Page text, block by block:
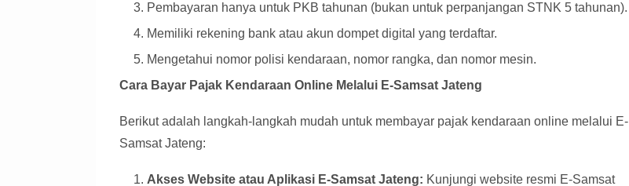
Pembayaran hanya untuk PKB tahunan (bukan untuk perpanjangan STNK 5 tahunan).
Memiliki rekening bank atau akun dompet digital yang terdaftar.
Mengetahui nomor polisi kendaraan, nomor rangka, dan nomor mesin.
Cara Bayar Pajak Kendaraan Online Melalui E-Samsat Jateng
Berikut adalah langkah-langkah mudah untuk membayar pajak kendaraan online melalui E-
Samsat Jateng:
Akses Website atau Aplikasi E-Samsat Jateng: Kunjungi website resmi E-Samsat